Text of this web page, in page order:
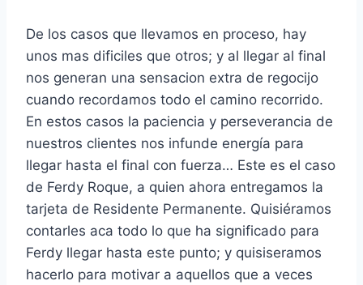
De los casos que llevamos en proceso, hay
unos mas dificiles que otros; y al llegar al final
nos generan una sensacion extra de regocijo
cuando recordamos todo el camino recorrido.
En estos casos la paciencia y perseverancia de
nuestros clientes nos infunde energía para
llegar hasta el final con fuerza… Este es el caso
de Ferdy Roque, a quien ahora entregamos la
tarjeta de Residente Permanente. Quisiéramos
contarles aca todo lo que ha significado para
Ferdy llegar hasta este punto; y quisiseramos
hacerlo para motivar a aquellos que a veces